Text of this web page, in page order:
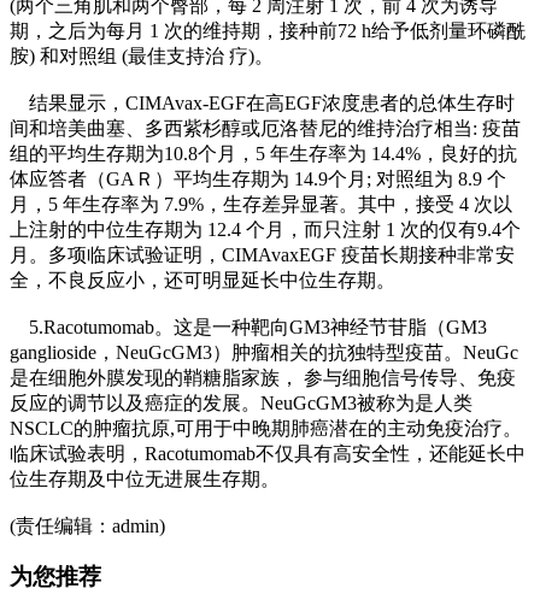
(两个三角肌和两个臀部，每 2 周注射 1 次，前 4 次为诱导
期，之后为每月 1 次的维持期，接种前72 h给予低剂量环磷酰
胺) 和对照组 (最佳支持治 疗)。
结果显示，CIMAvax-EGF在高EGF浓度患者的总体生存时
间和培美曲塞、多西紫杉醇或厄洛替尼的维持治疗相当: 疫苗
组的平均生存期为10.8个月，5 年生存率为 14.4%，良好的抗
体应答者（GAＲ）平均生存期为 14.9个月; 对照组为 8.9 个
月，5 年生存率为 7.9%，生存差异显著。其中，接受 4 次以
上注射的中位生存期为 12.4 个月，而只注射 1 次的仅有9.4个
月。多项临床试验证明，CIMAvaxEGF 疫苗长期接种非常安
全，不良反应小，还可明显延长中位生存期。
5.Racotumomab。这是一种靶向GM3神经节苷脂（GM3
ganglioside，NeuGcGM3）肿瘤相关的抗独特型疫苗。NeuGc
是在细胞外膜发现的鞘糖脂家族， 参与细胞信号传导、免疫
反应的调节以及癌症的发展。NeuGcGM3被称为是人类
NSCLC的肿瘤抗原,可用于中晚期肺癌潜在的主动免疫治疗。
临床试验表明，Racotumomab不仅具有高安全性，还能延长中
位生存期及中位无进展生存期。
(责任编辑：admin)
为您推荐